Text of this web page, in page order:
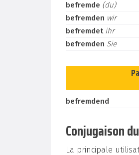
befremde (du)
befremden wir
befremdet ihr
befremden Sie
befremdend
Conjugaison
La principale